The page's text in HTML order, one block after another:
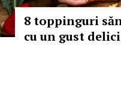
8 toppinguri
cu un gust